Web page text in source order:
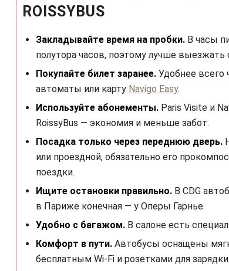
ROISSYBUS
Закладывайте время на пробки. В часы
полутора часов, поэтому лучше выезжать
Покупайте билет заранее. Удобнее всего
автоматы или карту Navigo Easy.
Используйте абонементы. Paris Visite и
RoissyBus — экономия и меньше забот.
Посадка только через переднюю дверь.
или проездной, обязательно его
поездки.
Ищите остановки правильно. В CDG
в Париже конечная — у Оперы Гарнье.
Удобно с багажом. В салоне есть
Комфорт в пути. Автобусы оснащены
бесплатным Wi-Fi и розетками для